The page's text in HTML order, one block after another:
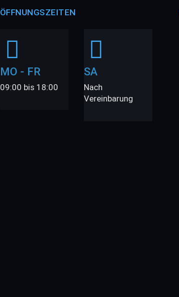
ÖFFNUNGSZEITEN
MO - FR
09:00 bis 18:00
SA
Nach
Vereinbarung